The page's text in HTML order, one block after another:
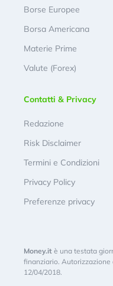
Borse Europee
Borsa Americana
Materie Prime
Valute (Forex)
Contatti & Privacy
Redazione
Risk Disclaimer
Termini e Condizioni
Privacy Policy
Preferenze privacy
Money.it è una testata
finanziario. Autorizzazione
12/04/2018.